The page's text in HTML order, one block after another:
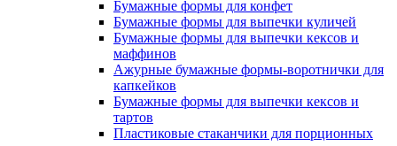
Бумажные формы для конфет
Бумажные формы для выпечки куличей
Бумажные формы для выпечки кексов и
маффинов
Ажурные бумажные формы-воротнички для
капкейков
Бумажные формы для выпечки кексов и
тартов
Пластиковые стаканчики для порционных